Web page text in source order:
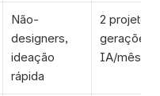
Não-
designers,
ideação
rápida
2 projetos,
gerações
IA/mês